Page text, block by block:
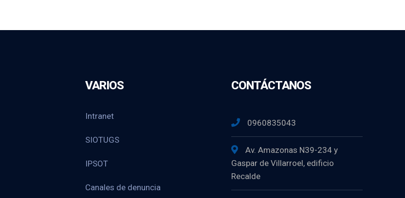
VARIOS
Intranet
SIOTUGS
IPSOT
Canales de denuncia
CONTÁCTANOS
0960835043
Av. Amazonas N39-234 y
Gaspar de Villarroel, edificio
Recalde